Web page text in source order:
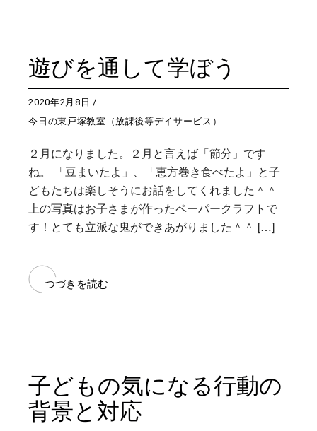
遊びを通して学ぼう
2020年2月8日
今日の東戸塚教室（放課後等デイサービス）
２月になりました。２月と言えば「節分」です
ね。 「豆まいたよ」、「恵方巻き食べたよ」と子
どもたちは楽しそうにお話をしてくれました＾＾
上の写真はお子さまが作ったペーパークラフトで
す！とても立派な鬼ができあがりました＾＾ […]
つづきを読む
子どもの気になる行動の
背景と対応